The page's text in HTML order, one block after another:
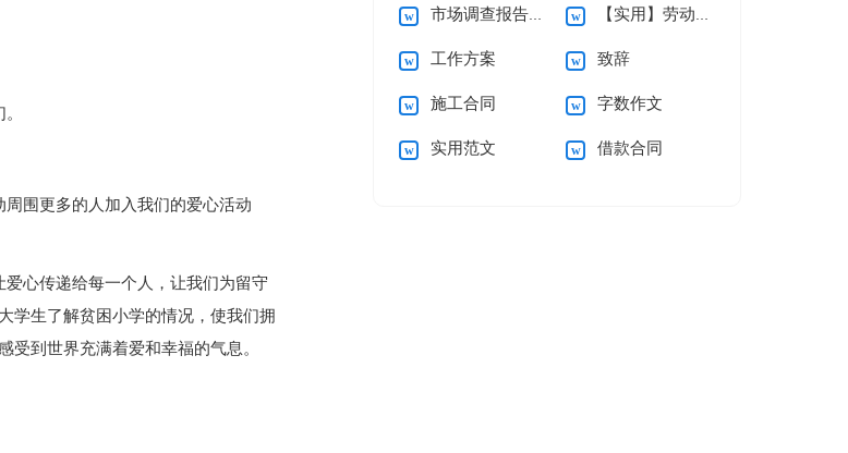
围更多的人加入我们的爱心活动
心传递给每一个人，让我们为留守
学生了解贫困小学的情况，使我们拥
到世界充满着爱和幸福的气息。
市场调查报告通用15篇 【实用】劳动合同模板锦集六篇
工作方案 致辞
施工合同 字数作文
实用范文 借款合同